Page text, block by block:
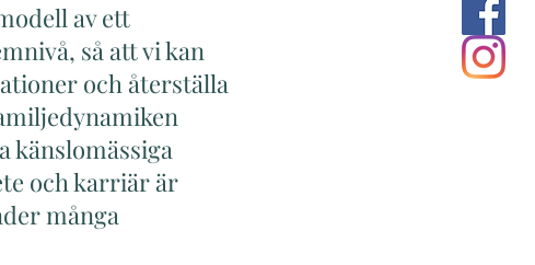
av ett
så att vi kan
och återställa
känslomässiga
och karriär är
många